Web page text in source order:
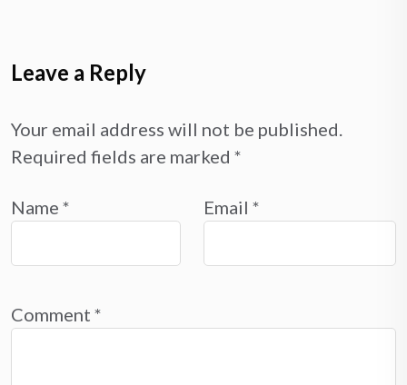
Leave a Reply
Your email address will not be published.
Required fields are marked *
Name * Email *
Comment *